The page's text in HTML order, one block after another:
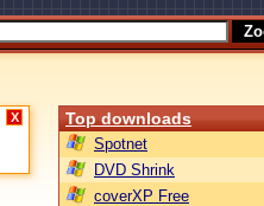
X Top downloads
Spotnet
DVD Shrink
coverXP Free